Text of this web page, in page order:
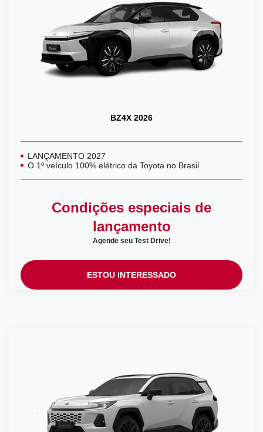
BZ4X 2026
LANÇAMENTO 2027
O 1º veículo 100% elétrico da Toyota no Brasil
Condições especiais de
lançamento
Agende seu Test Drive!
ESTOU INTERESSADO